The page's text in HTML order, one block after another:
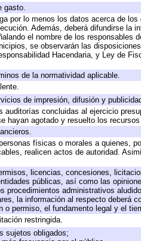
gasto.
por lo menos los datos acerca de
Además, deberá difundirse la
el nombre de los responsables
se observarán las
Hacendaria, y Ley de
de la normatividad aplicable.
de impresión, difusión y
concluidas al ejercicio
hayan agotado y resuelto los
físicas o morales a quienes,
realicen actos de autoridad.
licencias, concesiones,
públicas, así como las
administrativos
la información al respecto deberá
permiso, el fundamento legal y el
restringida.
sujetos obligados;